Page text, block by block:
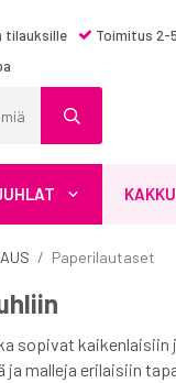
tilauksille
Toimitus 2-
/ Paperilautaset
sopivat
ja malleja erilaisiin